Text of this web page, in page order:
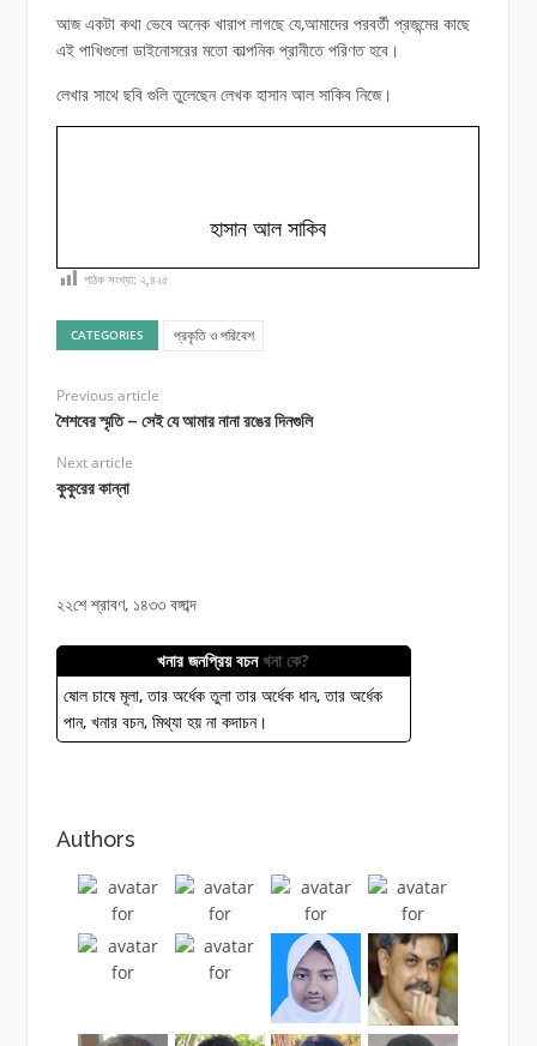
আজ একটা কথা ভেবে অনেক খারাপ লাগছে যে,আমাদের পরবর্তী প্রজন্মের কাছে
এই পাখিগুলো ডাইনোসরের মতো কাল্পনিক প্রানীতে পরিণত হবে।
লেখার সাথে ছবি গুলি তুলেছেন লেখক হাসান আল সাকিব নিজে।
হাসান আল সাকিব
পাঠক সংখ্যা: ২,৪২৫
CATEGORIES প্রকৃতি ও পরিবেশ
Previous article
শৈশবের স্মৃতি – সেই যে আমার নানা রঙের দিনগুলি
Next article
কুকুরের কান্না
২২শে শ্রাবণ, ১৪৩৩ বঙ্গাব্দ
খনার জনপ্রিয় বচনখনা কে?
ষোল চাষে মূলা, তার অর্ধেক তুলা তার অর্ধেক ধান, তার অর্ধেক
পান, খনার বচন, মিথ্যা হয় না কদাচন।
Authors